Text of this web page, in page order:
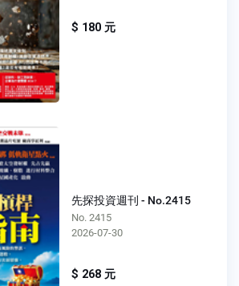
$ 180 元
先探投資週刊 - No.2415
No. 2415
2026-07-30
$ 268 元